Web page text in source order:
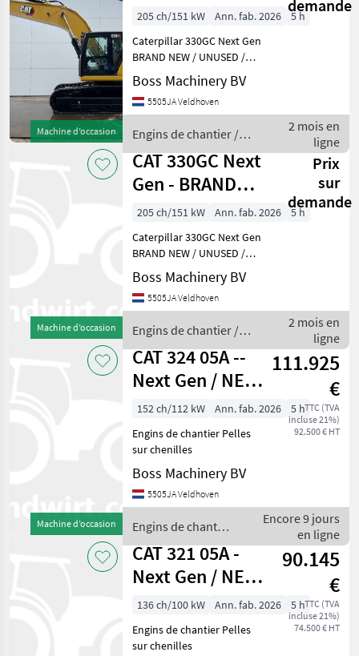
Machine d’occasion
NEW / UNUSED /
2026 Model
demande
205 ch/151 kW Ann. fab. 2026
5 h
Caterpillar 330GC Next Gen
BRAND NEW / UNUSED /
2026 Model Year: 2026
Reference number:
BM007378 Hours: 5 Type
Veldhoven, Netherlands
Other
Boss Machinery BV
5505JA Veldhoven
Engins de chantier /
CAT
2 mois en
ligne
Machine d’occasion
CAT 330GC Next
Gen - BRAND
NEW / UNUSED /
2026 Model
Prix
sur
demande
205 ch/151 kW Ann. fab. 2026
5 h
Caterpillar 330GC Next Gen
BRAND NEW / UNUSED /
2026 Model Year: 2026
Reference number:
BM007378 Hours: 5 Type
Veldhoven, Netherlands
Other
Boss Machinery BV
5505JA Veldhoven
Engins de chantier /
CAT
2 mois en
ligne
Machine d’occasion
CAT 324 05A --
Next Gen / NEW /
UNUSED / 2026
Model
111.925
€
TTC (TVA
incluse 21%)
92.500 € HT
152 ch/112 kW Ann. fab. 2026
5 h
Engins de chantier Pelles
sur chenilles
Boss Machinery BV
5505JA Veldhoven
Engins de chantier
/ CAT
Encore 9 jours
en ligne
CAT 321 05A -
Next Gen / NEW /
UNUSED / 2026
MODEL
90.145
€
TTC (TVA
incluse 21%)
74.500 € HT
136 ch/100 kW Ann. fab. 2026
5 h
Engins de chantier Pelles
sur chenilles